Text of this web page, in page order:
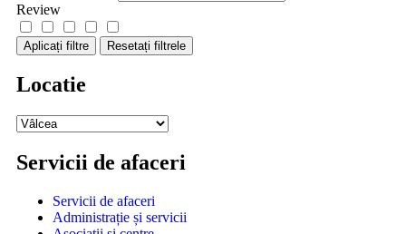
Review
Aplicați filtre Resetați filtrele
Locatie
Servicii de afaceri
Servicii de afaceri
Administrație și servicii